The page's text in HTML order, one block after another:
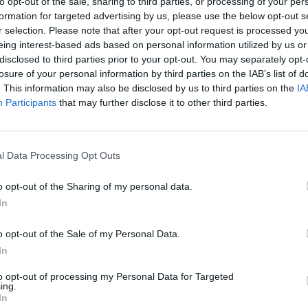
for targeted advertising by us, please use the below opt-out
selection. Please note that after your opt-out request is processed
interest-based ads based on personal information utilized by us
to third parties prior to your opt-out. You may separately
of your personal information by third parties on the IAB’s list of
This information may also be disclosed by us to third parties on the
Participants that may further disclose it to other third parties.
Data Processing Opt Outs
opt-out of the Sharing of my personal data.
opt-out of the Sale of my Personal Data.
opt-out of processing my Personal Data for Targeted
«morti di fama». Orbene, l'incontro che
ebbe il 30 gennaio in un hotel di
fu organizzato da tale Bartolo,
in un presunto giro di
e contraffazione di banconote. Costui
da due uomini di Casal di
alle forze dell'ordine, che volevano
degli elementi che emergono
sul giro di «squillo» nel cui ambito sono
intercettazioni a carico della starlette,
Bocconi. In un primo momento, gli
hanno creduto che l'uomo cui era stato
con la Tommasi fosse un
hanno compiuto indagini a Casal di
che non si trattava di un
della serata si sarebbe aggirato
euro. Secondo quanto trapelato, Sara
ultimi mesi sarebbe stata a Napoli